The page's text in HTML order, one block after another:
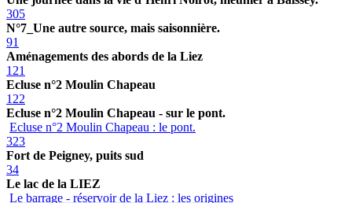
305
N°7_Une autre source, mais saisonnière.
91
Aménagements des abords de la Liez
121
Ecluse n°2 Moulin Chapeau
122
Ecluse n°2 Moulin Chapeau - sur le pont.
Ecluse n°2 Moulin Chapeau : le pont.
323
Fort de Peigney, puits sud
34
Le lac de la LIEZ
Le barrage - réservoir de la Liez : les origines